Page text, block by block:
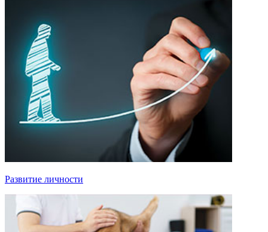
Развитие личности